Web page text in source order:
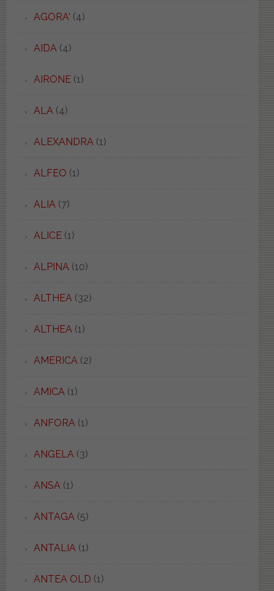
AGORA' (4)
AIDA(4)
AIRONE(1)
ALA(4)
ALEXANDRA(1)
ALFEO (1)
ALIA(7)
ALICE(1)
ALPINA(10)
ALTHEA(32)
ALTHEA(1)
AMERICA(2)
AMICA(1)
ANFORA(1)
ANGELA(3)
ANSA(1)
ANTAGA(5)
ANTALIA(1)
ANTEA OLD (1)